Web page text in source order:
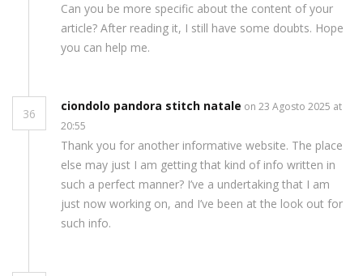
Can you be more specific about the content of your
article? After reading it, I still have some doubts. Hope
you can help me.
36
ciondolo pandora stitch natale on 23 Agosto 2025 at
20:55
Thank you for another informative website. The place
else may just I am getting that kind of info written in
such a perfect manner? I’ve a undertaking that I am
just now working on, and I’ve been at the look out for
such info.